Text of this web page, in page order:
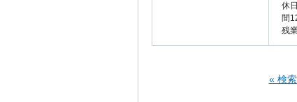
休
間
残
« 検